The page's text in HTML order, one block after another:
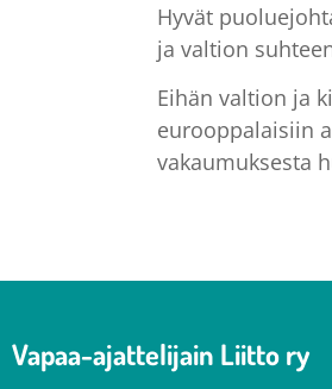
Hyvät
ja valtion
Eihän valtion ja
eurooppalaisiin
vakaumuksesta
Vapaa-ajattelijain Liitto ry